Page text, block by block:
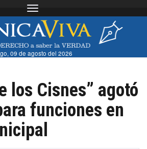
Toggle navigation
09 de agosto del 2026
los Cisnes” agotó
funciones en